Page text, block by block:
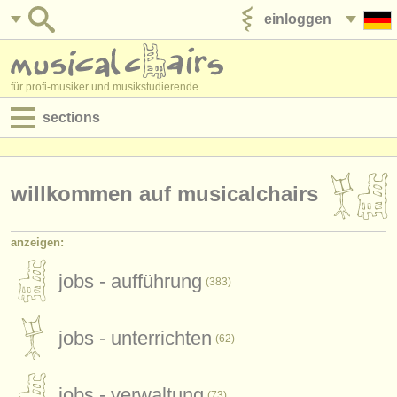
einloggen
für profi-musiker und musikstudierende
sections
jobs - verwaltung
degree courses
kurse
musikwettbewerbe
willkommen auf musicalchairs
anzeigen:
jobs - aufführung (383)
jobs - unterrichten (62)